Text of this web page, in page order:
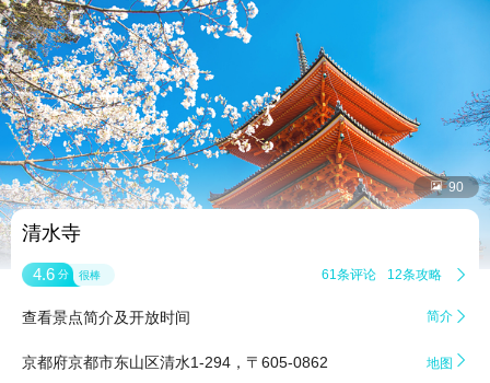
 90
清水寺
4.6 分 很棒 61条评论 12条攻略 
查看景点简介及开放时间 简介 
京都府京都市东山区清水1-294，〒605-0862 地图 
